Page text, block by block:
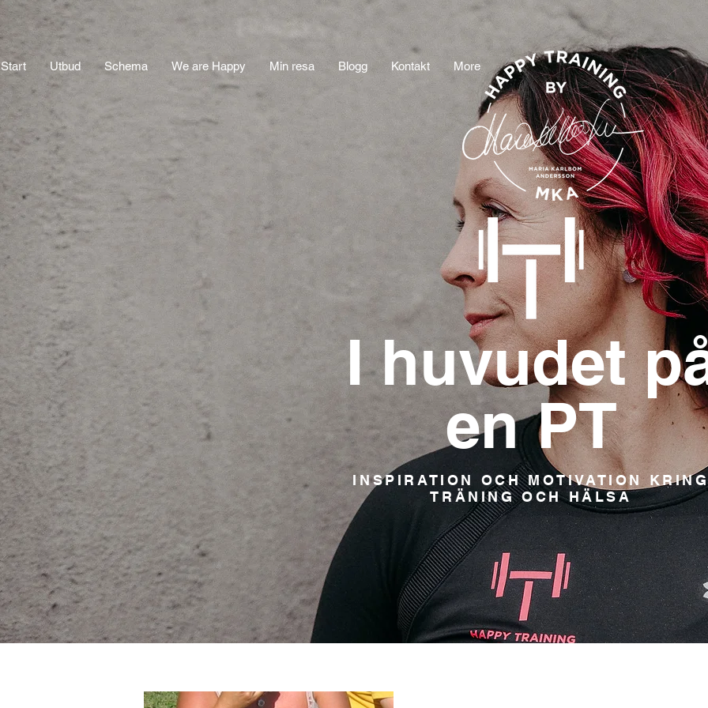
Start Utbud Schema We are Happy Min resa Blogg Kontakt More
I huvudet
en PT
INSPIRATION OCH MOTIVATION
TRÄNING OCH HÄLSA